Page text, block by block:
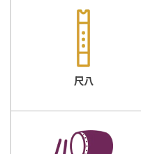
尺八